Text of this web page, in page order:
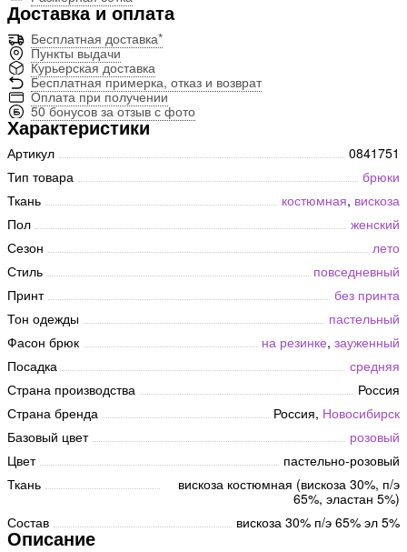
Доставка и оплата
Бесплатная доставка*
Пункты выдачи
Курьерская доставка
Бесплатная примерка, отказ и возврат
Оплата при получении
50 бонусов за отзыв с фото
Характеристики
Артикул
0841751
Тип товара
брюки
Ткань
костюмная, вискоза
Пол
женский
Сезон
лето
Стиль
повседневный
Принт
без принта
Тон одежды
пастельный
Фасон брюк
на резинке, зауженный
Посадка
средняя
Страна производства
Россия
Страна бренда
Россия, Новосибирск
Базовый цвет
розовый
Цвет
пастельно-розовый
Ткань
вискоза костюмная (вискоза 30%, п/э
65%, эластан 5%)
Состав
вискоза 30% п/э 65% эл 5%
Описание